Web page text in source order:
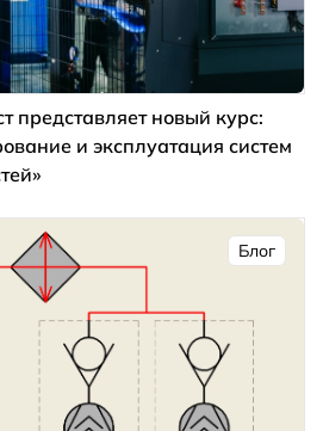
представляет новый курс:
и эксплуатация систем
Блог